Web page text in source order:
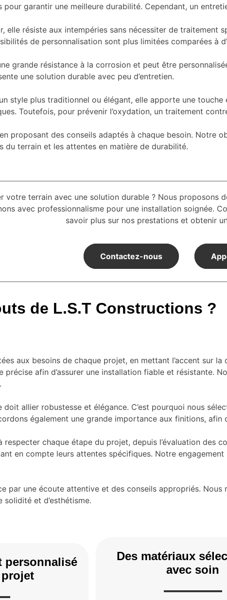
pour garantir une meilleure durabilité. Cependant, un
elle résiste aux intempéries sans nécessiter de
de personnalisation sont plus limitées comparées à
grande résistance à la corrosion et peut être
une solution durable avec peu d’entretien.
style plus traditionnel ou élégant, elle apporte une
Toutefois, pour prévenir l’oxydation, un traitement
proposant des conseils adaptés à chaque besoin.
du terrain et les attentes en matière de durabilité.
votre terrain avec une solution durable ? Nous proposons
avec professionnalisme pour une installation soignée.
savoir plus sur nos prestations et obtenir
Contactez-nous
de L.S.T Constructions ?
aux besoins de chaque projet, en mettant l’accent sur
afin d’assurer une installation fiable et résistante.
doit allier robustesse et élégance. C’est pourquoi nous
également une grande importance aux finitions, afin
chaque étape du projet, depuis l’évaluation des
en compte leurs attentes spécifiques. Notre
par une écoute attentive et des conseils appropriés.
et d’esthétisme.
personnalisé
Des matériaux
avec soin